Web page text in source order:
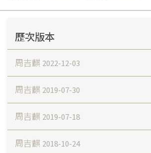
歷次版本
周吉麒 2022-12-03
周吉麒 2019-07-30
周吉麒 2019-07-18
周吉麒 2018-10-24